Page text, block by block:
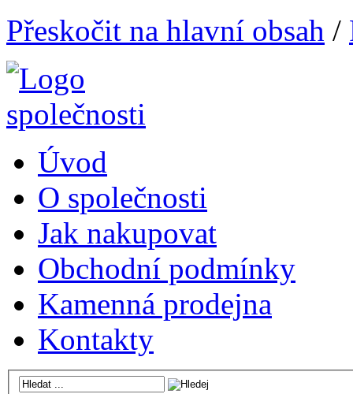
Přeskočit na hlavní obsah /
Úvod
O společnosti
Jak nakupovat
Obchodní podmínky
Kamenná prodejna
Kontakty